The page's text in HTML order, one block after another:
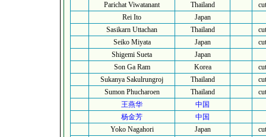
Parichat Viwatanant
Thailand
cut
Rei Ito
Japan
Sasikarn Uttachan
Thailand
cut
Seiko Miyata
Japan
cut
Shigemi Sueta
Japan
Son Ga Ram
Korea
cut
Sukanya Sakulrungroj
Thailand
cut
Sumon Phucharoen
Thailand
cut
王燕华
中国
杨金芳
中国
Yoko Nagahori
Japan
cut